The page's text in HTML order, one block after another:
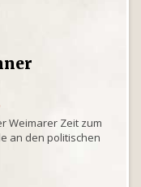
Weimarer Zeit zum
an den politischen